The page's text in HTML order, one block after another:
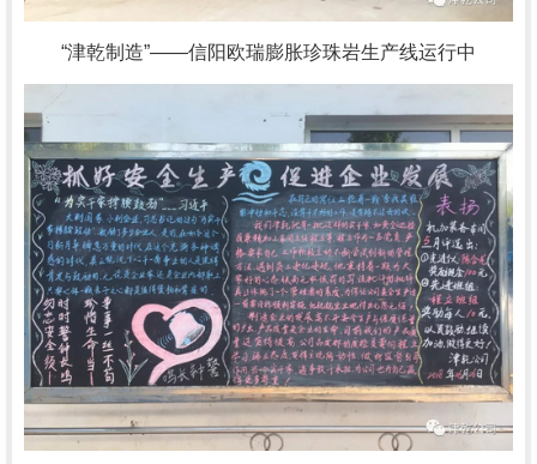
“津乾制造”——信阳欧瑞膨胀珍珠岩生产线运行中